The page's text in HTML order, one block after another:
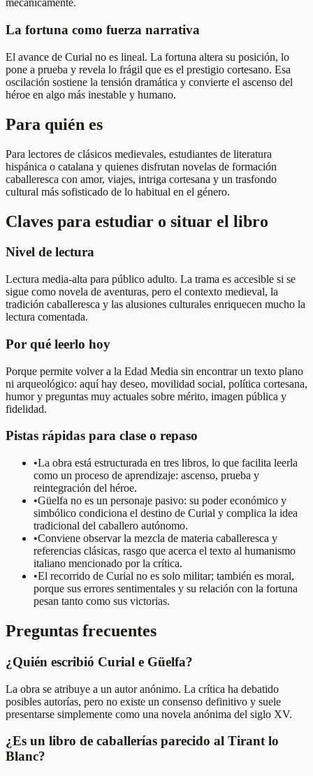
mecánicamente.
La fortuna como fuerza narrativa
El avance de Curial no es lineal. La fortuna altera su posición, lo
pone a prueba y revela lo frágil que es el prestigio cortesano. Esa
oscilación sostiene la tensión dramática y convierte el ascenso del
héroe en algo más inestable y humano.
Para quién es
Para lectores de clásicos medievales, estudiantes de literatura
hispánica o catalana y quienes disfrutan novelas de formación
caballeresca con amor, viajes, intriga cortesana y un trasfondo
cultural más sofisticado de lo habitual en el género.
Claves para estudiar o situar el libro
Nivel de lectura
Lectura media-alta para público adulto. La trama es accesible si se
sigue como novela de aventuras, pero el contexto medieval, la
tradición caballeresca y las alusiones culturales enriquecen mucho la
lectura comentada.
Por qué leerlo hoy
Porque permite volver a la Edad Media sin encontrar un texto plano
ni arqueológico: aquí hay deseo, movilidad social, política cortesana,
humor y preguntas muy actuales sobre mérito, imagen pública y
fidelidad.
Pistas rápidas para clase o repaso
•La obra está estructurada en tres libros, lo que facilita leerla
como un proceso de aprendizaje: ascenso, prueba y
reintegración del héroe.
•Güelfa no es un personaje pasivo: su poder económico y
simbólico condiciona el destino de Curial y complica la idea
tradicional del caballero autónomo.
•Conviene observar la mezcla de materia caballeresca y
referencias clásicas, rasgo que acerca el texto al humanismo
italiano mencionado por la crítica.
•El recorrido de Curial no es solo militar; también es moral,
porque sus errores sentimentales y su relación con la fortuna
pesan tanto como sus victorias.
Preguntas frecuentes
¿Quién escribió Curial e Güelfa?
La obra se atribuye a un autor anónimo. La crítica ha debatido
posibles autorías, pero no existe un consenso definitivo y suele
presentarse simplemente como una novela anónima del siglo XV.
¿Es un libro de caballerías parecido al Tirant lo
Blanc?